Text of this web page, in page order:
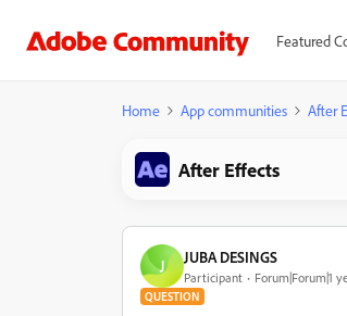
Featured
Home App communities After
After Effects
J JUBA DESINGS
Participant Forum|Forum|1
QUESTION